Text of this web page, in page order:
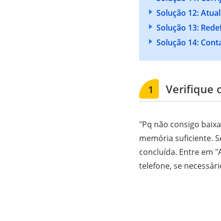
Solução 12:
Solução 13:
Solução 14:
1 Verifique
"Pq não consigo
memória suficiente.
concluída. Entre em
telefone, se